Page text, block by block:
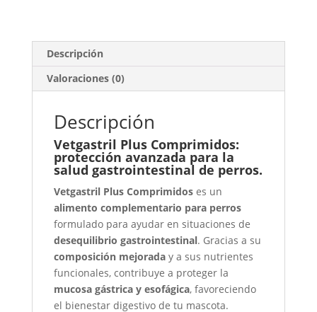
Descripción
Valoraciones (0)
Descripción
Vetgastril Plus Comprimidos:
protección avanzada para la
salud gastrointestinal de perros.
Vetgastril Plus Comprimidoses un
alimento complementario para perros
formulado para ayudar en situaciones de
desequilibrio gastrointestinal. Gracias a su
composición mejoraday a sus nutrientes
funcionales, contribuye a proteger la
mucosa gástrica y esofágica, favoreciendo
el bienestar digestivo de tu mascota.